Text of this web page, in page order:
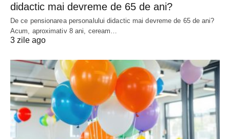
didactic mai devreme de 65 de ani?
De ce pensionarea personalului didactic mai devreme de 65 de ani?
Acum, aproximativ 8 ani, ceream…
3 zile ago